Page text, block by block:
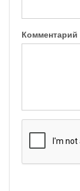
Комментарий